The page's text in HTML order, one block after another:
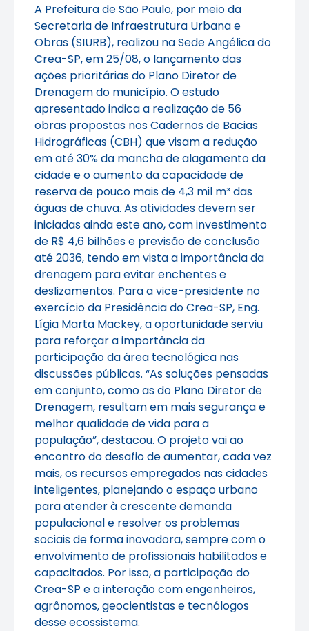
A Prefeitura de São Paulo, por meio da
Secretaria de Infraestrutura Urbana e
Obras (SIURB), realizou na Sede Angélica do
Crea-SP, em 25/08, o lançamento das
ações prioritárias do Plano Diretor de
Drenagem do município. O estudo
apresentado indica a realização de 56
obras propostas nos Cadernos de Bacias
Hidrográficas (CBH) que visam a redução
em até 30% da mancha de alagamento da
cidade e o aumento da capacidade de
reserva de pouco mais de 4,3 mil m³ das
águas de chuva. As atividades devem ser
iniciadas ainda este ano, com investimento
de R$ 4,6 bilhões e previsão de conclusão
até 2036, tendo em vista a importância da
drenagem para evitar enchentes e
deslizamentos. Para a vice-presidente no
exercício da Presidência do Crea-SP, Eng.
Lígia Marta Mackey, a oportunidade serviu
para reforçar a importância da
participação da área tecnológica nas
discussões públicas. “As soluções pensadas
em conjunto, como as do Plano Diretor de
Drenagem, resultam em mais segurança e
melhor qualidade de vida para a
população”, destacou. O projeto vai ao
encontro do desafio de aumentar, cada vez
mais, os recursos empregados nas cidades
inteligentes, planejando o espaço urbano
para atender à crescente demanda
populacional e resolver os problemas
sociais de forma inovadora, sempre com o
envolvimento de profissionais habilitados e
capacitados. Por isso, a participação do
Crea-SP e a interação com engenheiros,
agrônomos, geocientistas e tecnólogos
desse ecossistema.